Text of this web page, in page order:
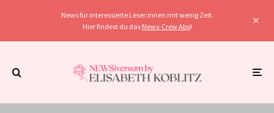
News für interessierte Leser:innen mit wenig Zeit.
Hier findest du das News-Crew Abo!